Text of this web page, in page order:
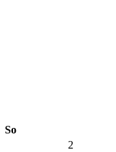
So
2